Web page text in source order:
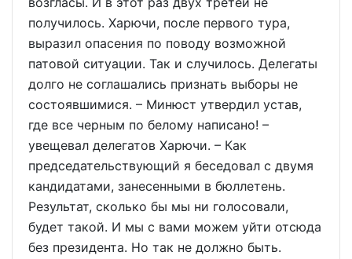
получилось. Харючи, после первого тура,
выразил опасения по поводу возможной
патовой ситуации. Так и случилось. Делегаты
долго не соглашались признать выборы не
состоявшимися. – Минюст утвердил устав,
где все черным по белому написано! –
увещевал делегатов Харючи. – Как
председательствующий я беседовал с двумя
кандидатами, занесенными в бюллетень.
Результат, сколько бы мы ни голосовали,
будет такой. И мы с вами можем уйти отсюда
без президента. Но так не должно быть.